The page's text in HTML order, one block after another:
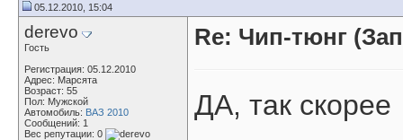
05.12.2010, 15:04
derevo
Гость
Регистрация: 05.12.2010
Адрес: Марсята
Возраст: 55
Пол: Мужской
Автомобиль: ВАЗ 2010
Сообщений: 1
Вес репутации: 0
Re: Чип-тюнг
ДА, так скорее